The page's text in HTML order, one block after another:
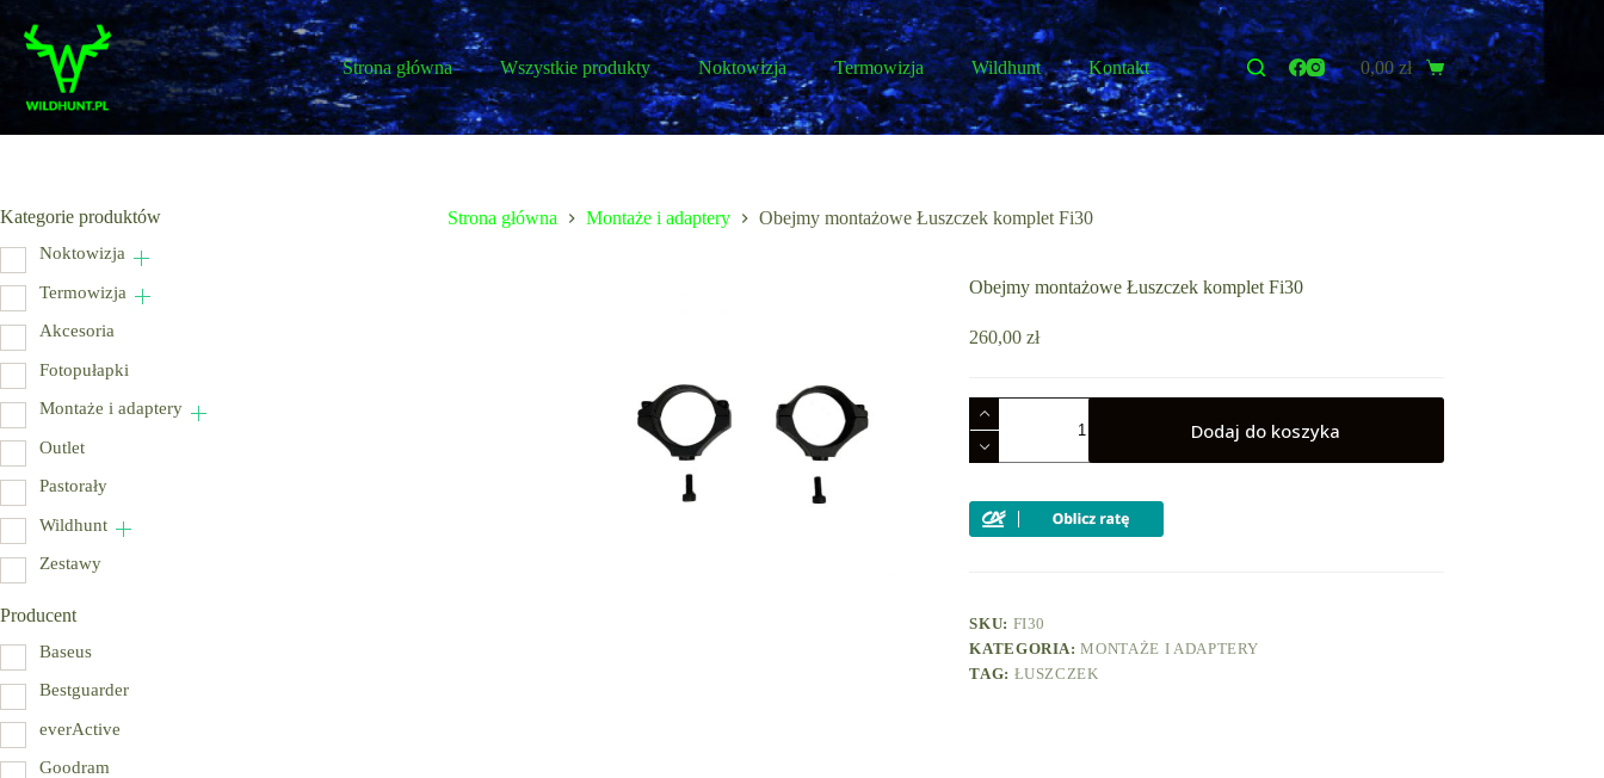
treści
Strona główna Wszystkie produkty Noktowizja Termowizja Wildhunt Kontakt Koszyk
0,00zł
Strona główna Montaże i adaptery Obejmy montażowe Łuszczek komplet Fi30
Obejmy montażowe Łuszczek komplet Fi30
260,00zł
ilość
Obejmy
montażowe
Łuszczek
Fi30
Dodaj do koszyka
SKU: FI30
KATEGORIA:MONTAŻE I ADAPTERY
TAG: ŁUSZCZEK
Kategorie produktów
Noktowizja
Termowizja
Akcesoria
Fotopułapki
Montaże i adaptery
Outlet
Pastorały
Wildhunt
Zestawy
Producent
Baseus
Bestguarder
everActive
Goodram